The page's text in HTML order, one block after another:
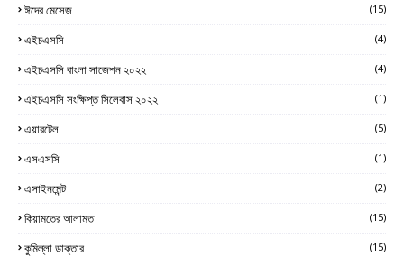
ঈদের মেসেজ (15)
এইচএসসি (4)
এইচএসসি বাংলা সাজেশন ২০২২ (4)
এইচএসসি সংক্ষিপ্ত সিলেবাস ২০২২ (1)
এয়ারটেল (5)
এসএসসি (1)
এসাইনমেন্ট (2)
কিয়ামতের আলামত (15)
কুমিল্লা ডাক্তার (15)